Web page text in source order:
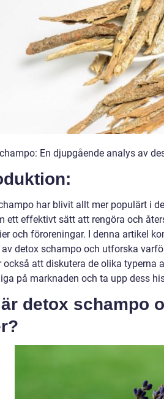
En djupgående analys av
har blivit allt mer populärt i
ett effektivt sätt att rengöra och
och föroreningar. I denna artikel
detox schampo och utforska
också att diskutera de olika typerna
på marknaden och ta upp dess
detox schampo